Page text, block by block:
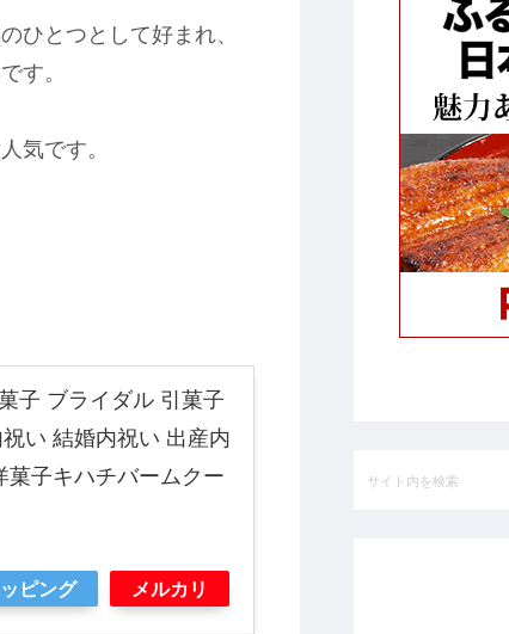
ひとつとして好まれ、
す。
気です。
子 ブライダル 引菓子
い 結婚内祝い 出産内
子キハチバームクー
ピング メルカリ